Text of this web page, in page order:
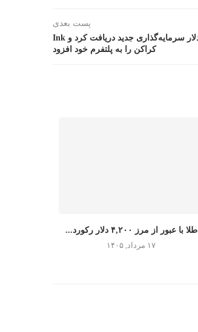
پست بعدی
جلاتو ۱۱ میلیون دلار سرمایه‌گذاری جدید دریافت کرد و Ink
کراکن را به پلتفرم خود افزود
طلا با عبور از مرز ۴,۲۰۰ دلار رکورد...
۱۷ مرداد, ۱۴۰۵